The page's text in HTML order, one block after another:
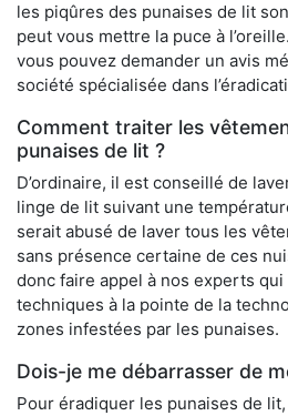
les piqûres des punaises de lit
peut vous mettre la puce à
vous pouvez demander un avis
société spécialisée dans
Comment traiter les
punaises de lit ?
D’ordinaire, il est conseillé de
linge de lit suivant une
serait abusé de laver tous les
sans présence certaine de ces
donc faire appel à nos experts
techniques à la pointe de la
zones infestées par les punaises.
Dois-je me débarrasser de
Pour éradiquer les punaises de lit,